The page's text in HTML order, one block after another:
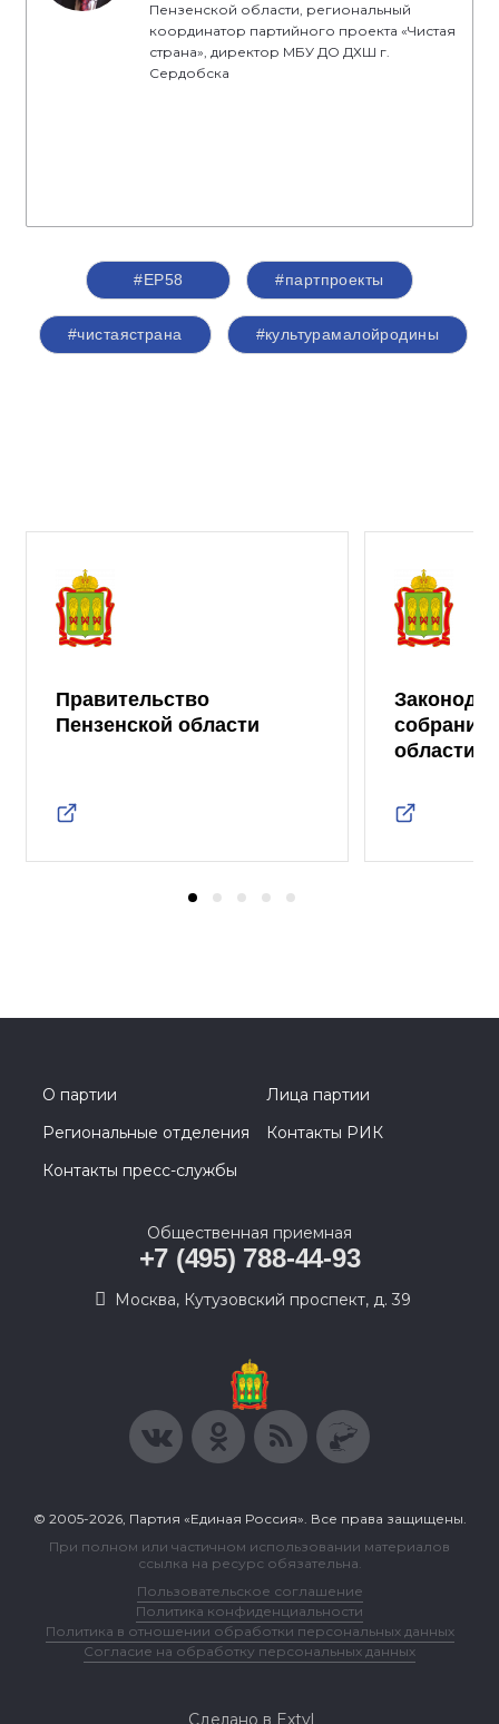
Пензенской области, региональный
координатор партийного проекта «Чистая
страна», директор МБУ ДО ДХШ г.
Сердобска
#ЕР58 #партпроекты
#чистаястрана #культурамалойродины
Правительство
Пензенской области
собрание
области
О партии
Лица партии
Региональные отделения
Контакты РИК
Контакты пресс-службы
Общественная приемная
+7 (495) 788-44-93
Москва, Кутузовский проспект, д. 39
© 2005-2026, Партия «Единая Россия». Все права защищены.
При полном или частичном использовании материалов
ссылка на ресурс обязательна.
Пользовательское соглашение
Политика конфиденциальности
Политика в отношении обработки персональных данных
Согласие на обработку персональных данных
Сделано в Extyl